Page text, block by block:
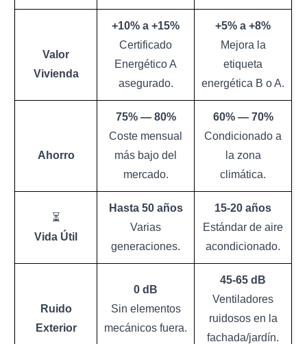
Valor
Vivienda
+10% a +15%
Certificado
Energético A
asegurado.
+5% a +8%
Mejora la
etiqueta
energética B o A.
Ahorro
75% — 80%
Coste mensual
más bajo del
mercado.
60% — 70%
Condicionado a
la zona
climática.
⏳
Vida Útil
Hasta 50 años
Varias
generaciones.
15-20 años
Estándar de aire
acondicionado.
Ruido
Exterior
0 dB
Sin elementos
mecánicos fuera.
45-65 dB
Ventiladores
ruidosos en la
fachada/jardín.